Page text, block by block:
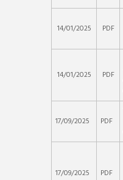
14/01/2025 PDF
14/01/2025 PDF
17/09/2025 PDF
17/09/2025 PDF